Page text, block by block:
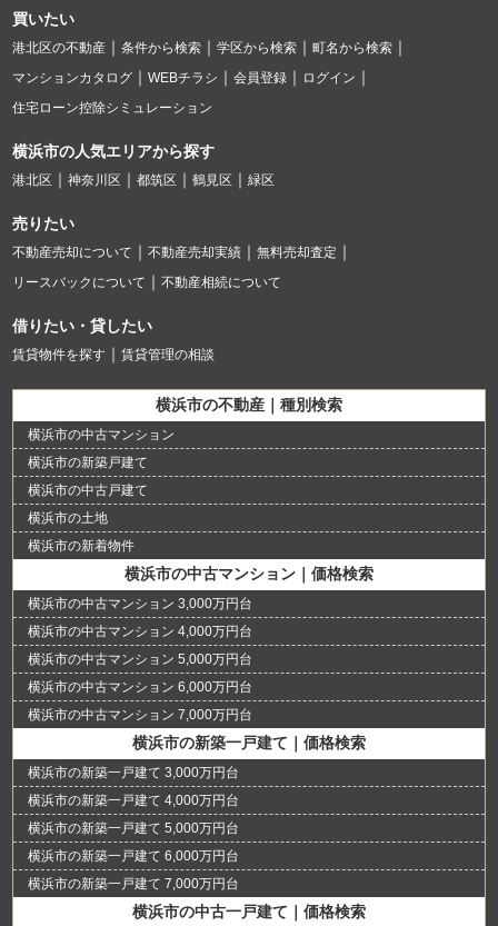
買いたい
港北区の不動産 条件から検索 学区から検索
町名から検索
マンションカタログ
WEBチラシ 会員登録
ログイン
住宅ローン控除シミュレーション
横浜市の人気エリアから探す
港北区 神奈川区 都筑区 鶴見区 緑区
売りたい
不動産売却について 不動産売却実績
無料売却査定
リースバックについて
不動産相続について
借りたい・貸したい
賃貸物件を探す 賃貸管理の相談
横浜市の不動産｜種別検索
横浜市の中古マンション
横浜市の新築戸建て
横浜市の中古戸建て
横浜市の土地
横浜市の新着物件
横浜市の中古マンション｜価格検索
横浜市の中古マンション 3,000万円台
横浜市の中古マンション 4,000万円台
横浜市の中古マンション 5,000万円台
横浜市の中古マンション 6,000万円台
横浜市の中古マンション 7,000万円台
横浜市の新築一戸建て｜価格検索
横浜市の新築一戸建て 3,000万円台
横浜市の新築一戸建て 4,000万円台
横浜市の新築一戸建て 5,000万円台
横浜市の新築一戸建て 6,000万円台
横浜市の新築一戸建て 7,000万円台
横浜市の中古一戸建て｜価格検索